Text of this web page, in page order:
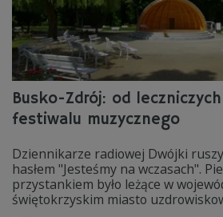
Busko-Zdrój: od
festiwalu muzycznego
Dziennikarze radiowej Dwójki
hasłem "Jesteśmy na wczasach".
przystankiem było leżące w
świętokrzyskim miasto